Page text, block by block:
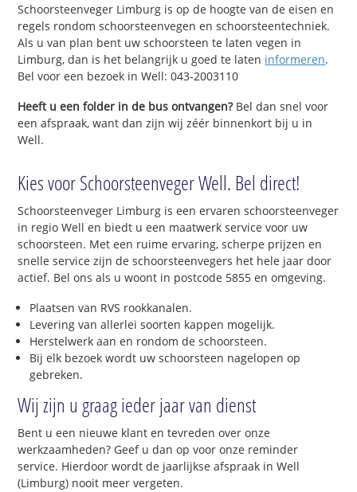
Schoorsteenveger Limburg is op de hoogte van de eisen en
regels rondom schoorsteenvegen en schoorsteentechniek.
Als u van plan bent uw schoorsteen te laten vegen in
Limburg, dan is het belangrijk u goed te laten informeren.
Bel voor een bezoek in Well: 043-2003110
Heeft u een folder in de bus ontvangen?Bel dan snel voor
een afspraak, want dan zijn wij zéér binnenkort bij u in
Well.
Kies voor Schoorsteenveger Well. Bel direct!
Schoorsteenveger Limburg is een ervaren schoorsteenveger
in regio Well en biedt u een maatwerk service voor uw
schoorsteen. Met een ruime ervaring, scherpe prijzen en
snelle service zijn de schoorsteenvegers het hele jaar door
actief. Bel ons als u woont in postcode 5855 en omgeving.
Plaatsen van RVS rookkanalen.
Levering van allerlei soorten kappen mogelijk.
Herstelwerk aan en rondom de schoorsteen.
Bij elk bezoek wordt uw schoorsteen nagelopen op
gebreken.
Wij zijn u graag ieder jaar van dienst
Bent u een nieuwe klant en tevreden over onze
werkzaamheden? Geef u dan op voor onze reminder
service. Hierdoor wordt de jaarlijkse afspraak in Well
(Limburg) nooit meer vergeten.